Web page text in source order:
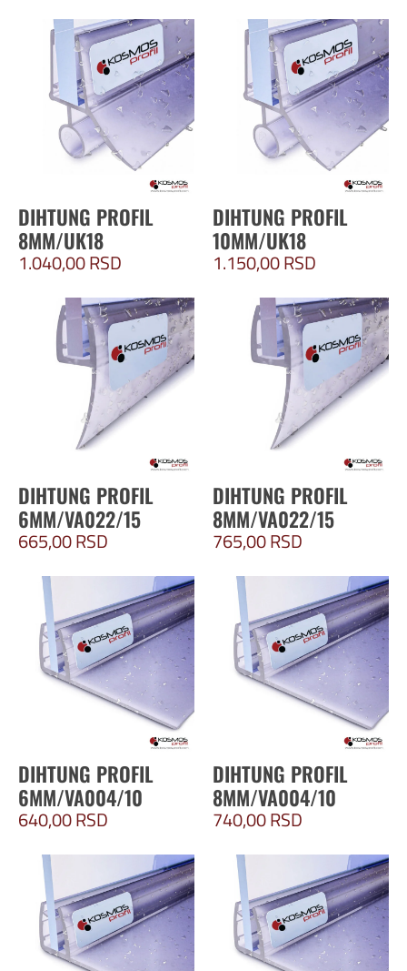
DIHTUNG PROFIL
8MM/UK18
1.040,00RSD
DIHTUNG PROFIL
10MM/UK18
1.150,00RSD
DIHTUNG PROFIL
6MM/VA022/15
665,00RSD
DIHTUNG PROFIL
8MM/VA022/15
765,00RSD
DIHTUNG PROFIL
6MM/VA004/10
640,00RSD
DIHTUNG PROFIL
8MM/VA004/10
740,00RSD